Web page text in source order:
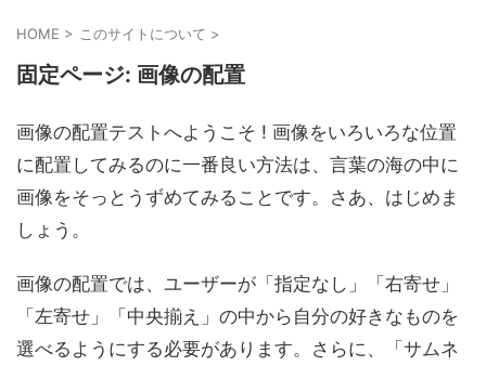
HOME > このサイトについて >
固定ページ: 画像の配置
画像の配置テストへようこそ ! 画像をいろいろな位置
に配置してみるのに一番良い方法は、言葉の海の中に
画像をそっとうずめてみることです。さあ、はじめま
しょう。
画像の配置では、ユーザーが「指定なし」「右寄せ」
「左寄せ」「中央揃え」の中から自分の好きなものを
選べるようにする必要があります。さらに、「サムネ